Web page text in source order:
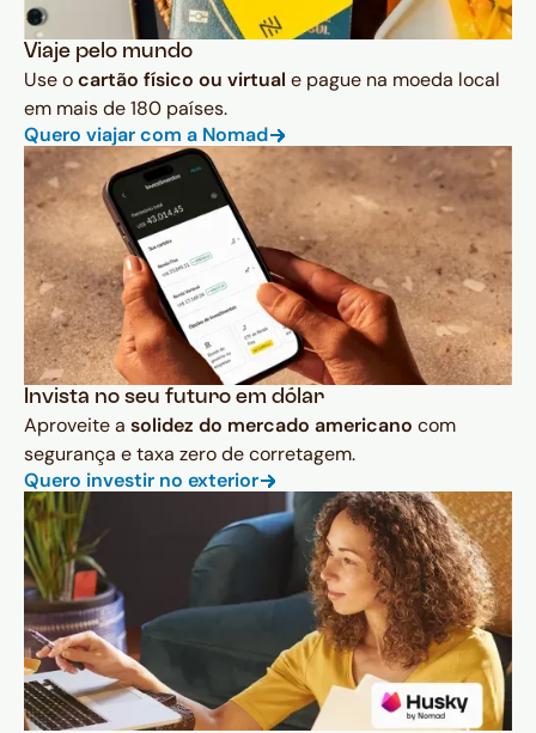
Viaje pelo mundo
Use ocartão físico ou virtual e pague na moeda local
em mais de 180 países.
Quero viajar com a Nomad
Invista no seu futuro em dólar
Aproveite a solidez do mercado americano com
segurança e taxa zero de corretagem.
Quero investir no exterior